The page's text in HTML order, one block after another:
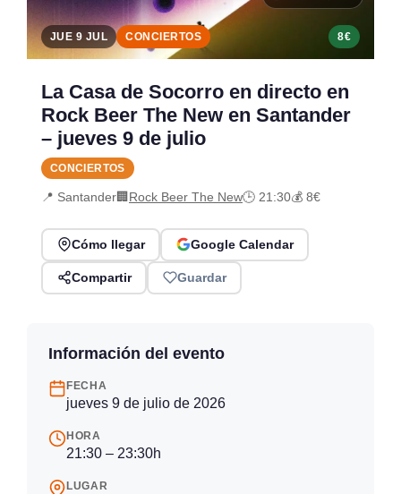
JUE 9 JUL CONCIERTOS 8€
La Casa de Socorro en directo en
Rock Beer The New en Santander
– jueves 9 de julio
CONCIERTOS
📍 Santander🏢Rock Beer The New🕒 21:30💰 8€
Cómo llegar Google Calendar
Compartir Guardar
Información del evento
FECHA
jueves 9 de julio de 2026
HORA
21:30 – 23:30h
LUGAR